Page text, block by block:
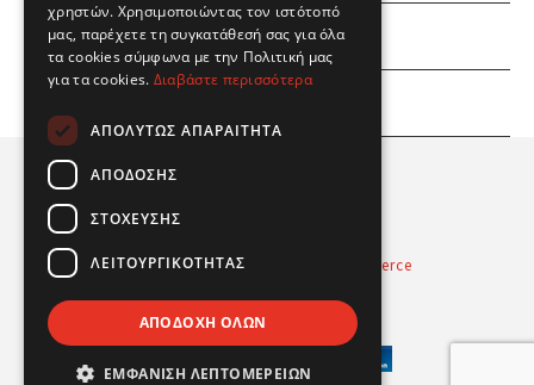
ΕΣΕΙΣ
Powered byRadicode
nopCommerce
χρηστών. Χρησιμοποιώντας τον ιστότοπό
μας, παρέχετε τη συγκατάθεσή σας για όλα
τα cookies σύμφωνα με την Πολιτική μας
για τα cookies. Διαβάστε περισσότερα
ΑΠΟΛΎΤΩΣ ΑΠΑΡΑΊΤΗΤΑ
ΑΠΌΔΟΣΗΣ
ΣΤΌΧΕΥΣΗΣ
ΛΕΙΤΟΥΡΓΙΚΌΤΗΤΑΣ
ΑΠΟΔΟΧΉ ΌΛΩΝ
ΕΜΦΆΝΙΣΗ ΛΕΠΤΟΜΕΡΕΙΏΝ